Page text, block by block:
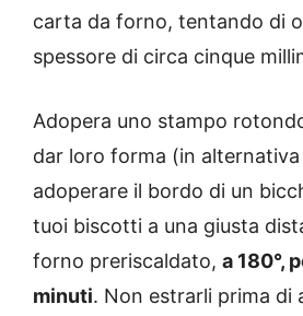
carta da forno, tentando di
spessore di circa cinque
Adopera uno stampo
dar loro forma (in
adoperare il bordo di un
tuoi biscotti a una giusta
forno preriscaldato, a 180°,
minuti. Non estrarli prima di